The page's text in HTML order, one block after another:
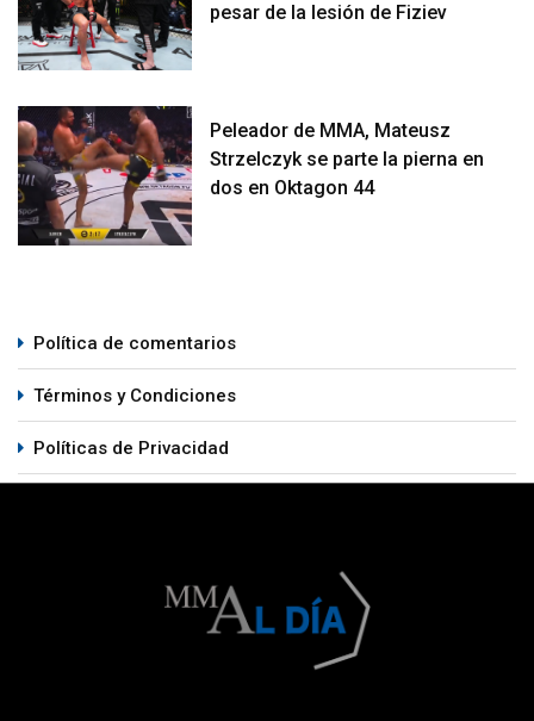
pesar de la lesión de Fiziev
Peleador de MMA, Mateusz
Strzelczyk se parte la pierna en
dos en Oktagon 44
Política de comentarios
Términos y Condiciones
Políticas de Privacidad